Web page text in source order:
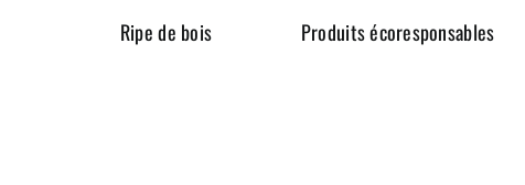
Ripe de bois Produits écoresponsables